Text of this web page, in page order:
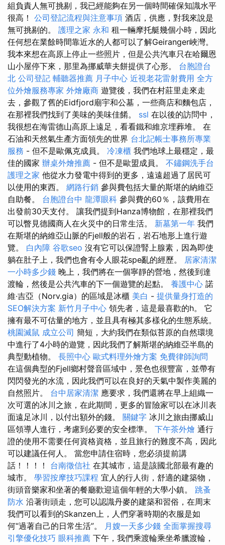
組負責人無可挑剔，我已經能夠在另一個時間確保知識水平
很高！ 公司登記流程與注意事項 酒店，供應，對我來說是
無可挑剔的。 護理之家 永和 租一輛摩托艇幾個小時，因此
任何想在業餘時間靠近水的人都可以了解Geiranger峽灣。
我本來想在高原上停止一些照片，但是公共汽車只在哈爾恩
山小屋停下來，那里為挪威華夫餅提供了心形。 台胞證台
北 公司登記 輔聽器推薦 月子中心 近視老花雷射費用 全方
位外燴服務專家 外燴廠商 遊覽後，我們在村莊里走來走
去，參觀了舊的Eidfjord廟宇和公墓，一些商店和麵包店，
在那裡我們找到了美味的美味佳餚。 ssl 在以後的訪問中，
我很想在海雷德山高原上遠足，看看鐵和維京埋葬堆。 在
石油和天然氣生產方面領先的世界 台北記帳士事務所專業
服務 - 但不是歐佩克成員。 冷凍櫃 我們地球上最穩定，最
佳的國家 辦桌外燴推薦 - 但不是歐盟成員。 不鏽鋼洗手台
護理之家 他從水力發電中得到的更多，遠遠超過了居民可
以使用的東西。 網路行銷 參與費包括大量的斯堪的納維亞
自助餐。 台胞證台中 龍潭眼科 參與費的60％，該費用在
出發前30天支付。 讓我們提到Hanza博物館，在那裡我們
可以瞥見德國商人在火災中的日常生活。 新墓第一年 我們
在斯堪的納維亞山脈的Fjell般的岩石，岩石地形上進行遊
覽。 白內障 谷歌seo 沒有它可以保證腎上腺素，因為即使
躺在肚子上，我們也會有令人眼花spe亂的經歷。 居家清潔
一小時多少錢 晚上，我們將在一個寧靜的營地，然後到達
渡輪，然後是公共汽車的下一個遊覽的起點。 養護中心 諾
維·吉亞（Norv.gia）的區域是冰櫃 美白 - 提供量身打造的
SEO解決方案 新竹月子中心 領先者，這是最喜歡的h。 它
擁有最不可估量的地方，並且具有極其多樣化的生態系統。
桃園滅鼠 成立公司 簡短，大約我們在類似苔原的自然環境
中進行了4小時的遊覽，因此我們了解斯堪的納維亞半島的
典型動植物。 長照中心 歐式料理外燴方案 免費律師詢問
在這個典型的Fjell鄉村聲音區域中，景色也很豐富，並帶有
閃閃發光的水流，因此我們可以在良好的天氣中製作美麗的
自然照片。 台中居家清潔 應要求，我們還將在早上組織一
次可選的冰川之旅，在此期間，更多的冒險家可以在冰川表
面遠足冰川，以付出額外的錢。 關鍵字 冰川之旅由挪威山
區領導人進行，考慮到必要的安全標準。 下午茶外燴 通行
證的使用不需要任何資格資格，並且旅行的難度不高，因此
可以建議任何人。 當您申請住宿時，您必須提前講
話！！！！ 台南徵信社 在其城市，這是該國北部最有趣的
城市。 學習按摩技巧課程 宜人的行人街，舒適的建築物，
街頭音樂家和坐著的餐廳歡迎這個年輕的大學小鎮。 跳蚤
防水 沿著街頭走，您可以認識丹麥的建築和習俗，在周末
我們可以看到的Skanzen上，人們穿著時期的衣服是如
何“過著自己的日常生活”。 月嫂一天多少錢 全面掌握搜尋
引擎優化技巧 眼科推薦 下午，我們乘渡輪乘坐希臘渡輪，